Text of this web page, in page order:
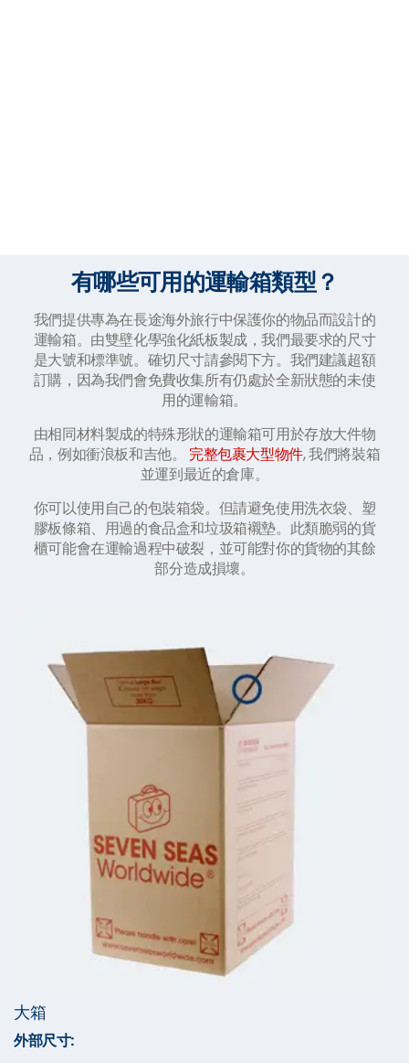
有哪些可用的運輸箱類型？
我們提供專為在長途海外旅行中保護你的物品而設計的
運輸箱。由雙壁化學強化紙板製成，我們最要求的尺寸
是大號和標準號。確切尺寸請參閱下方。我們建議超額
訂購，因為我們會免費收集所有仍處於全新狀態的未使
用的運輸箱。
由相同材料製成的特殊形狀的運輸箱可用於存放大件物
品，例如衝浪板和吉他。 完整包裹大型物件, 我們將裝箱
並運到最近的倉庫。
你可以使用自己的包裝箱袋。但請避免使用洗衣袋、塑
膠板條箱、用過的食品盒和垃圾箱襯墊。此類脆弱的貨
櫃可能會在運輸過程中破裂，並可能對你的貨物的其餘
部分造成損壞。
大箱
外部尺寸: